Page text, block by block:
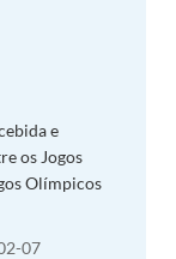
e
os Jogos
Olímpicos
07